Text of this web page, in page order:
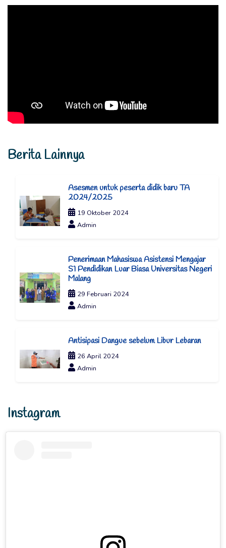
Berita Lainnya
Asesmen untuk peserta didik baru TA
2024/2025
19 Oktober 2024
Admin
Penerimaan Mahasiswa Asistensi Mengajar
S1 Pendidikan Luar Biasa Universitas Negeri
Malang
29 Februari 2024
Admin
Antisipasi Dangue sebelum Libur Lebaran
26 April 2024
Admin
Instagram